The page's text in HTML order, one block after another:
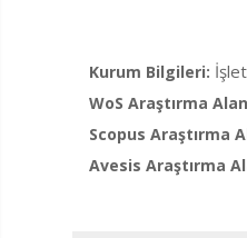
Kurum Bilgileri:
WoS Araştırma
Scopus Araştırma
Avesis Araştırma